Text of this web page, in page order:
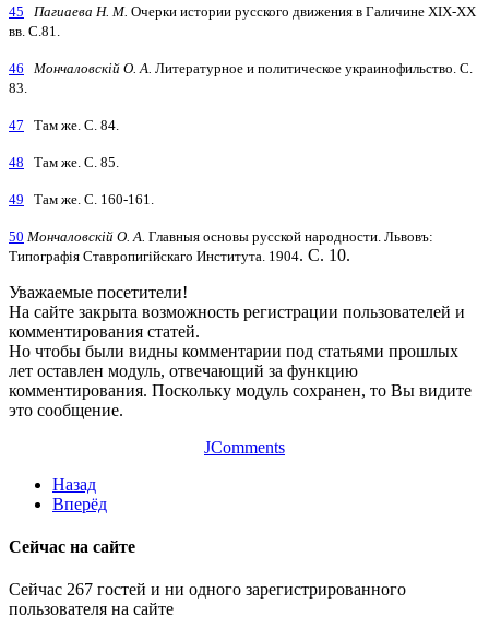
45 Пагиаева Н. М. Очерки истории русского движения в Галичине ХІХ-ХХ
вв. С.81.
46 Мончаловскій О. А. Литературное и политическое украинофильство. С.
83.
47 Там же. С. 84.
48 Там же. С. 85.
49 Там же. С. 160-161.
50 Мончаловскій О. А. Главныя основы русской народности. Львовъ:
Типографія Ставропигійскаго Института. 1904. С. 10.
Уважаемые посетители!
На сайте закрыта возможность регистрации пользователей и
комментирования статей.
Но чтобы были видны комментарии под статьями прошлых
лет оставлен модуль, отвечающий за функцию
комментирования. Поскольку модуль сохранен, то Вы видите
это сообщение.
JComments
Назад
Вперёд
Сейчас на сайте
Сейчас 267 гостей и ни одного зарегистрированного
пользователя на сайте